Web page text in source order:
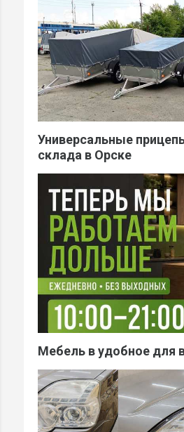
Универсальные
склада в Орске
Мебель в удобное для